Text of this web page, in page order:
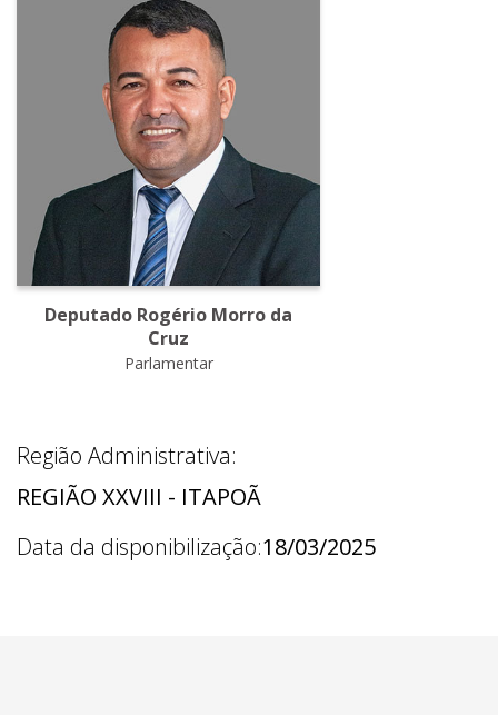
Deputado Rogério Morro da
Cruz
Parlamentar
Região Administrativa:
REGIÃO XXVIII - ITAPOÃ
Data da disponibilização:18/03/2025